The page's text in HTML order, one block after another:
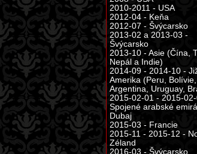
2010-2011 - USA
2012-04 - Keňa
2012-07 - Švýcarsko
2013-02 a 2013-03 -
Švýcarsko
2013-10 - Asie (Čína,
Nepál a Indie)
2014-09 - 2014-10 -
Amerika (Peru, Bolívie,
Argentina, Uruguay,
2015-02-01 - 2015-
Spojené arabské
Dubaj
2015-03 - Francie
2015-11 - 2015-12 -
Zéland
2016-03 - Švýcarsko